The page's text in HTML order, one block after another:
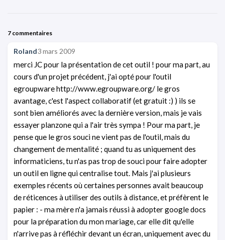
7 commentaires
Roland3 mars 2009
merci JC pour la présentation de cet outil ! pour ma part, au
cours d'un projet précédent, j'ai opté pour l'outil
egroupware http://www.egroupware.org/ le gros
avantage, c'est l'aspect collaboratif (et gratuit :) ) ils se
sont bien améliorés avec la dernière version, mais je vais
essayer planzone qui a l'air très sympa ! Pour ma part, je
pense que le gros souci ne vient pas de l'outil, mais du
changement de mentalité ; quand tu as uniquement des
informaticiens, tu n'as pas trop de souci pour faire adopter
un outil en ligne qui centralise tout. Mais j'ai plusieurs
exemples récents où certaines personnes avait beaucoup
de réticences à utiliser des outils à distance, et préfèrent le
papier : - ma mère n'a jamais réussi à adopter google docs
pour la préparation du mon mariage, car elle dit qu'elle
n'arrive pas à réfléchir devant un écran, uniquement avec du